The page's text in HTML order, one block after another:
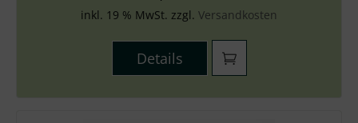
inkl. 19 % MwSt. zzgl. Versandkosten
Details